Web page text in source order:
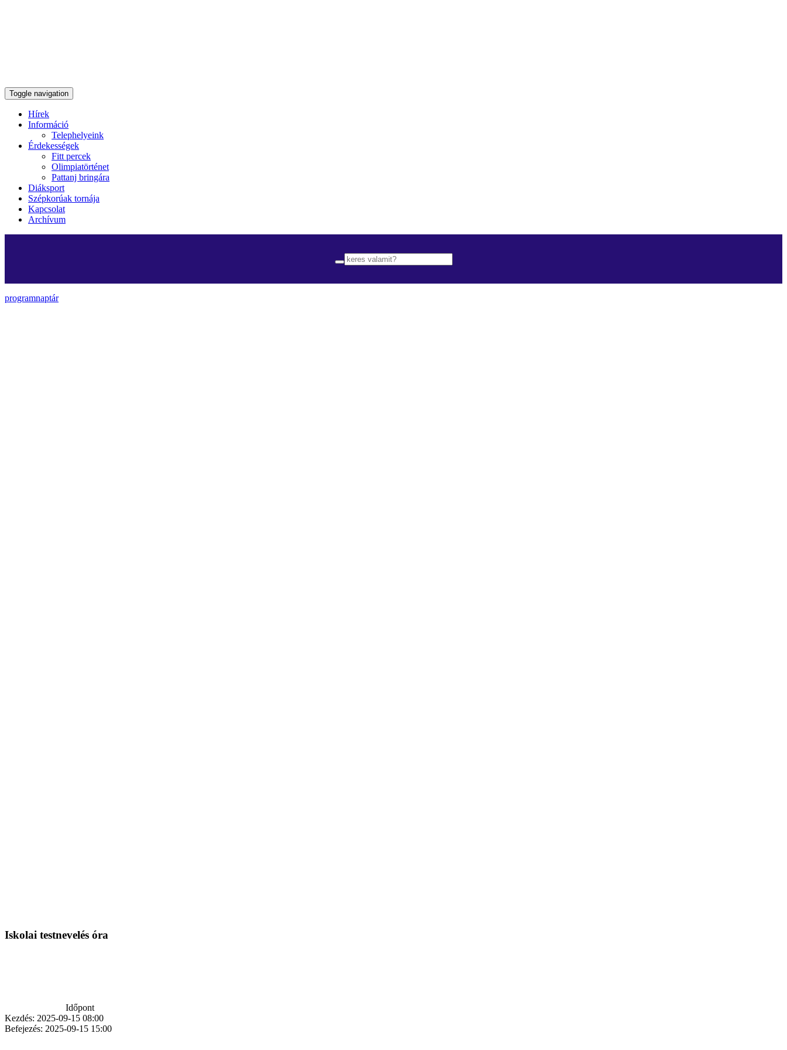
Toggle navigation
Hírek
Információ
Telephelyeink
Érdekességek
Fitt percek
Olimpiatörténet
Pattanj bringára
Diáksport
Szépkorúak tornája
Kapcsolat
Archívum
programnaptár
Iskolai testnevelés óra
Időpont
Kezdés: 2025-09-15 08:00
Befejezés: 2025-09-15 15:00